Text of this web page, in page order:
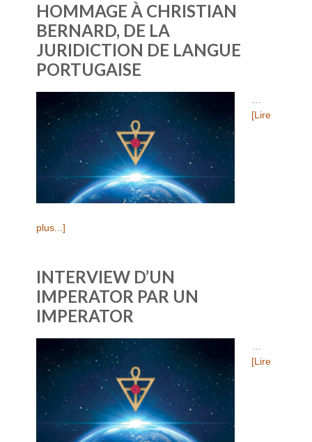
HOMMAGE À CHRISTIAN
BERNARD, DE LA
JURIDICTION DE LANGUE
PORTUGAISE
…
[Lire
plus...]
INTERVIEW D’UN
IMPERATOR PAR UN
IMPERATOR
…
[Lire